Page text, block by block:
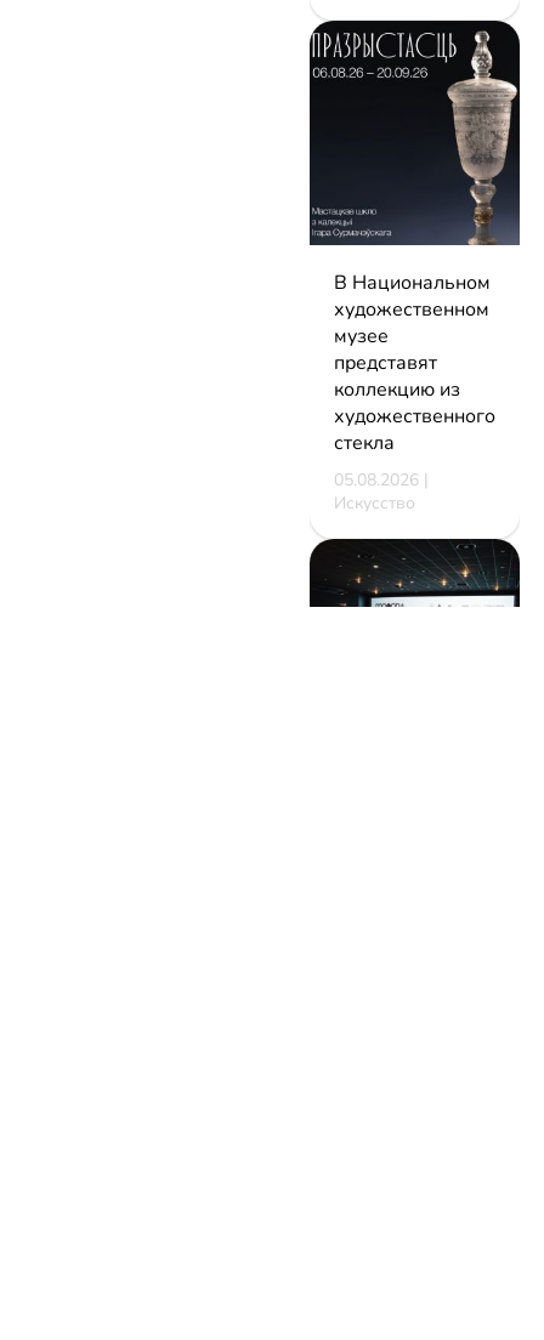
В Национальном
художественном
музее
представят
коллекцию из
художественного
стекла
05.08.2026 |
Искусство